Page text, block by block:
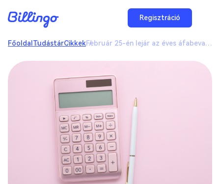
Regisztráció
Főoldal TudástárCikkek Február 25-én lejár az éves áfabevallás határideje